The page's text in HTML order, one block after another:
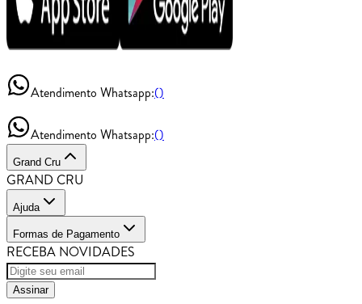
Atendimento Whatsapp:()
Atendimento Whatsapp:()
Grand Cru
GRAND CRU
Ajuda
Formas de Pagamento
RECEBA NOVIDADES
Assinar